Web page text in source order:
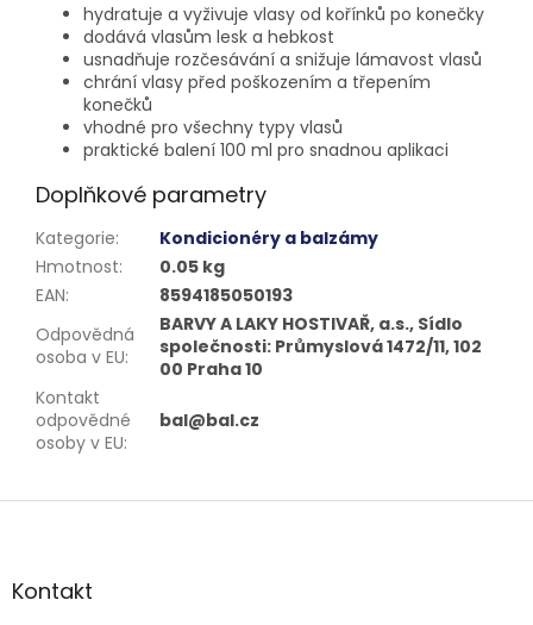
hydratuje a vyživuje vlasy od kořínků po konečky
dodává vlasům lesk a hebkost
usnadňuje rozčesávání a snižuje lámavost vlasů
chrání vlasy před poškozením a třepením
konečků
vhodné pro všechny typy vlasů
praktické balení 100 ml pro snadnou aplikaci
Doplňkové parametry
Kategorie:
Kondicionéry a balzámy
Hmotnost:
0.05 kg
EAN:
8594185050193
Odpovědná
osoba v EU:
BARVY A LAKY HOSTIVAŘ, a.s., Sídlo
společnosti: Průmyslová 1472/11, 102
00 Praha 10
Kontakt
odpovědné
osoby v EU:
bal@bal.cz
Z
aKontakt